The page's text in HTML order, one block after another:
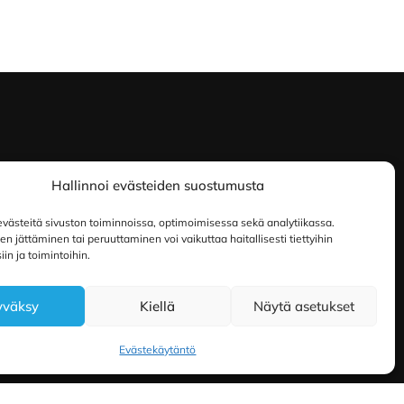
Hallinnoi evästeiden suostumusta
sivuston toiminnoissa, optimoimisessa sekä analytiikassa.
jättäminen tai peruuttaminen voi vaikuttaa haitallisesti tiettyihin
ja toimintoihin.
Kiellä Näytä asetukset
Evästekäytäntö